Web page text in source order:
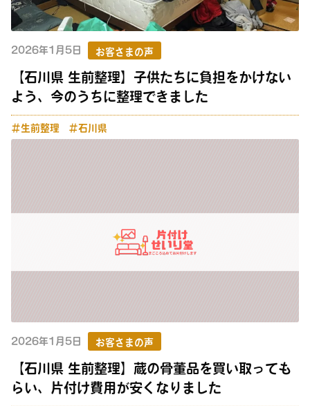
2026年1月5日 お客さまの声
【石川県 生前整理】子供たちに負担をかけない
よう、今のうちに整理できました
＃生前整理 ＃石川県
2026年1月5日 お客さまの声
【石川県 生前整理】蔵の骨董品を買い取っても
らい、片付け費用が安くなりました